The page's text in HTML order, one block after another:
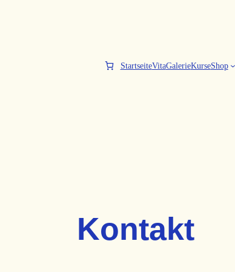
StartseiteVitaGalerieKurseShop
Kontakt